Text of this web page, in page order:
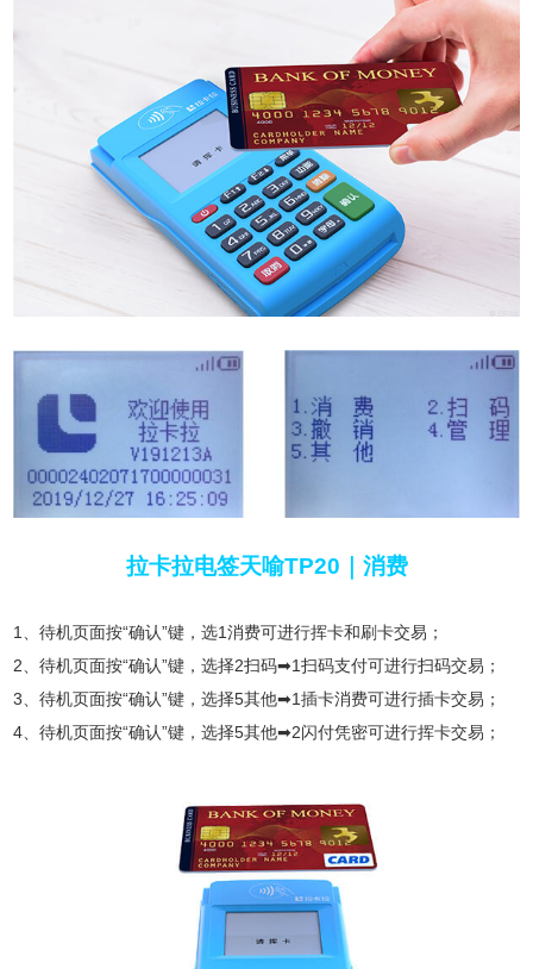
拉卡拉电签天喻TP20｜消费
1、待机页面按“确认”键，选1消费可进行挥卡和刷卡交易；
2、待机页面按“确认”键，选择2扫码➡1扫码支付可进行扫码交易；
3、待机页面按“确认”键，选择5其他➡1插卡消费可进行插卡交易；
4、待机页面按“确认”键，选择5其他➡2闪付凭密可进行挥卡交易；